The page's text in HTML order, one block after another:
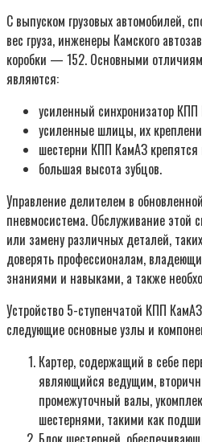
С выпуском грузовых автомобилей,
вес груза, инженеры Камского
коробки — 152. Основными
являются:
усиленный синхронизатор
усиленные шлицы, их
шестерни КПП КамАЗ
большая высота зубцов.
Управление делителем в
пневмосистема. Обслуживание этой
или замену различных деталей,
доверять профессионалам,
знаниями и навыками, а также
Устройство 5-ступенчатой КПП
следующие основные узлы и
Картер, содержащий в себе
являющийся ведущим,
промежуточный валы,
шестернями, такими как